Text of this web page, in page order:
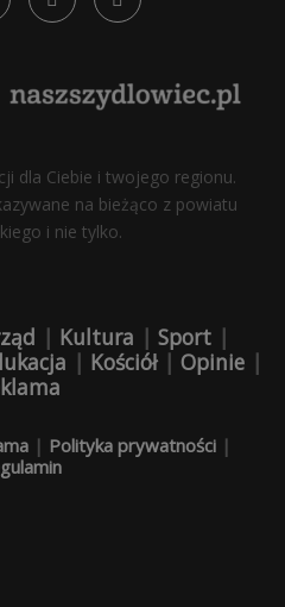
dla Ciebie i twojego regionu.
na bieżąco z powiatu
i nie tylko.
| Kultura | Sport |
| Kościół| Opinie |
| Polityka prywatności|